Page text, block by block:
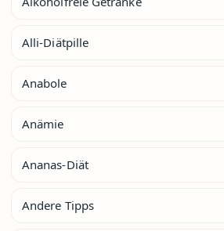
Alli-Diätpille
Anabole
Anämie
Ananas-Diät
Andere Tipps